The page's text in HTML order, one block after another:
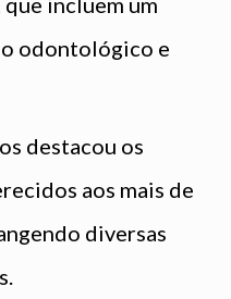
odontológico e
destacou os
aos mais de
diversas